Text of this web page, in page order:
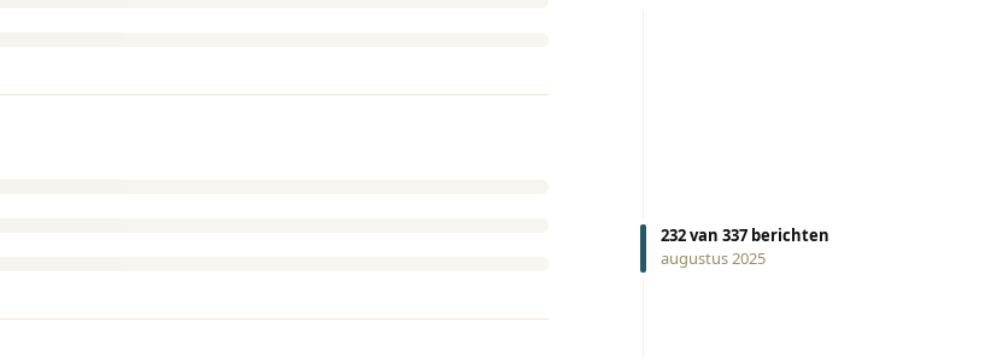
232van 337 berichten
augustus 2025